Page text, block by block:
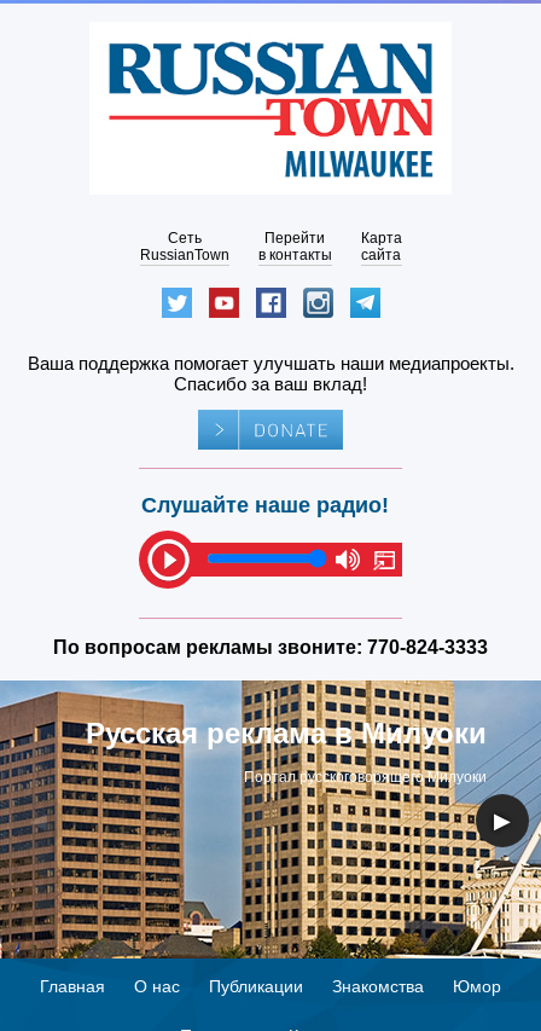
Сеть
RussianTown
Перейти
в контакты
Карта
сайта
Ваша поддержка помогает улучшать наши медиапроекты.
Спасибо за ваш вклад!
Слушайте наше радио!
По вопросам рекламы звоните: 770-824-3333
Русская реклама в Милуоки
Портал русскоговорящего Милуоки
◀ ▶
Главная О нас Публикации Знакомства Юмор